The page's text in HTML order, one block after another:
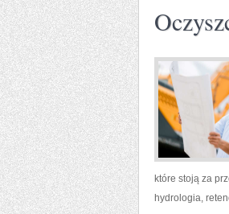
które stoją za
hydrologia,